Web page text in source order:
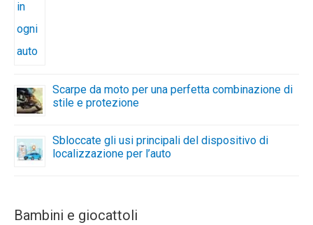
Scarpe da moto per una perfetta combinazione di
stile e protezione
Sbloccate gli usi principali del dispositivo di
localizzazione per l’auto
Bambini e giocattoli